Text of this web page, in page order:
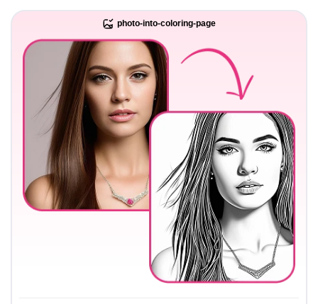
photo-into-coloring-page